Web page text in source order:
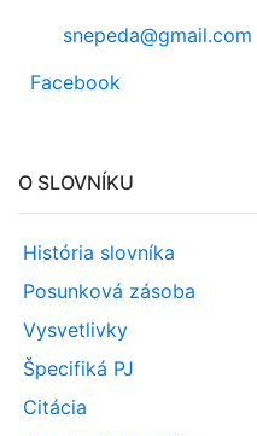
snepeda@gmail.com
Facebook
O SLOVNÍKU
História slovníka
Posunková zásoba
Vysvetlivky
Špecifiká PJ
Citácia